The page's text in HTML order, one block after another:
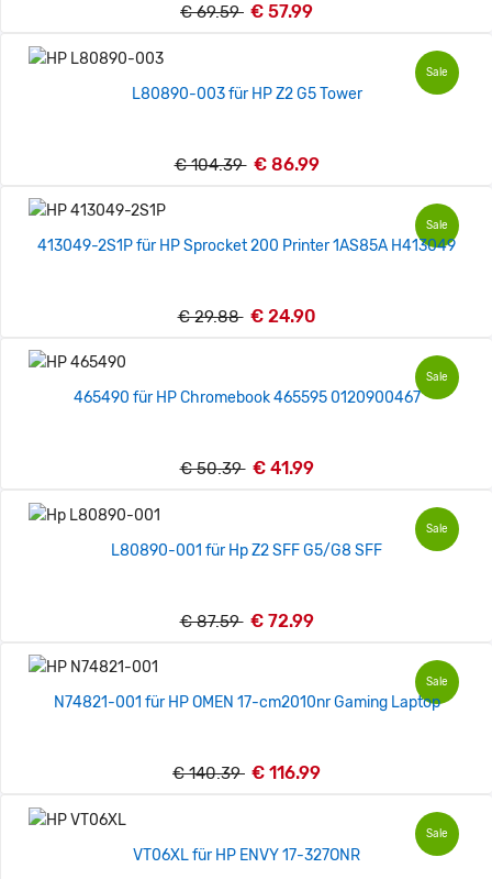
€ 69.59 € 57.99
Sale
L80890-003 für HP Z2 G5 Tower
€ 104.39 € 86.99
Sale
413049-2S1P für HP Sprocket 200 Printer 1AS85A H413049
€ 29.88 € 24.90
Sale
465490 für HP Chromebook 465595 0120900467
€ 50.39 € 41.99
Sale
L80890-001 für Hp Z2 SFF G5/G8 SFF
€ 87.59 € 72.99
Sale
N74821-001 für HP OMEN 17-cm2010nr Gaming Laptop
€ 140.39 € 116.99
Sale
VT06XL für HP ENVY 17-327ONR